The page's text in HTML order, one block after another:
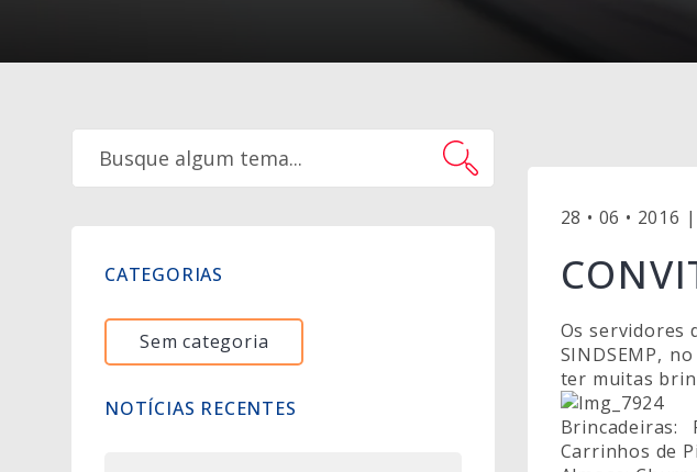
CATEGORIAS
Sem categoria
NOTÍCIAS RECENTES
28 • 06 • 2016
Os servidores
SINDSEMP,
ter muitas
Carrinhos de